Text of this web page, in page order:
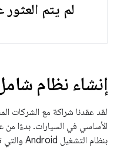
لم يتم
إنشاء نظام